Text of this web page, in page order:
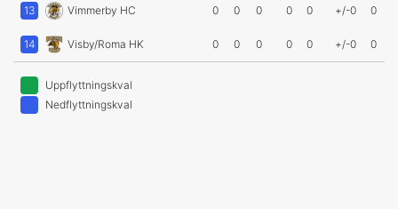
13 Vimmerby HC 0 0 0 0 0 +/-0 0
14 Visby/Roma HK 0 0 0 0 0 +/-0 0
Uppflyttningskval
Nedflyttningskval